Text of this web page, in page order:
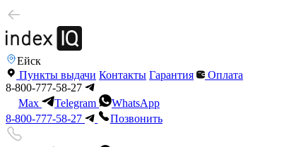
Ейск
Пункты выдачи Контакты Гарантия
Оплата
8-800-777-58-27
Max
Telegram
WhatsApp
8-800-777-58-27
Позвонить